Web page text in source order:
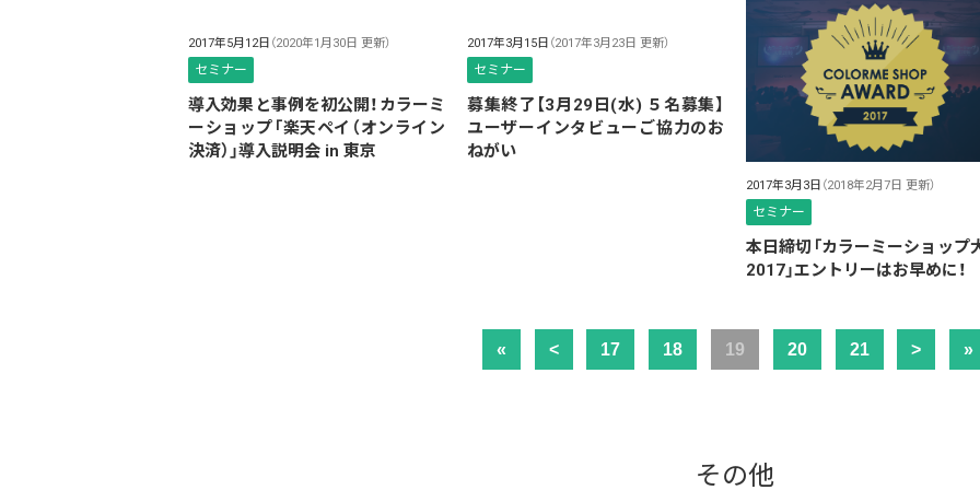
2017年5月12日 （2020年1月30日 更新）
セミナー
導入効果と事例を初公開！カラーミ
ーショップ「楽天ペイ（オンライン
決済）」導入説明会 in 東京
2017年3月15日 （2017年3月23日 更新）
セミナー
募集終了【3月29日(水) ５名募集】
ユーザーインタビューご協力のお
ねがい
2017年3月3日 （2018年2月7日 更新）
セミナー
本日締切「カラーミーショップ
2017」エントリーはお早めに！
« < 17 18 19 20 21 > »
その他